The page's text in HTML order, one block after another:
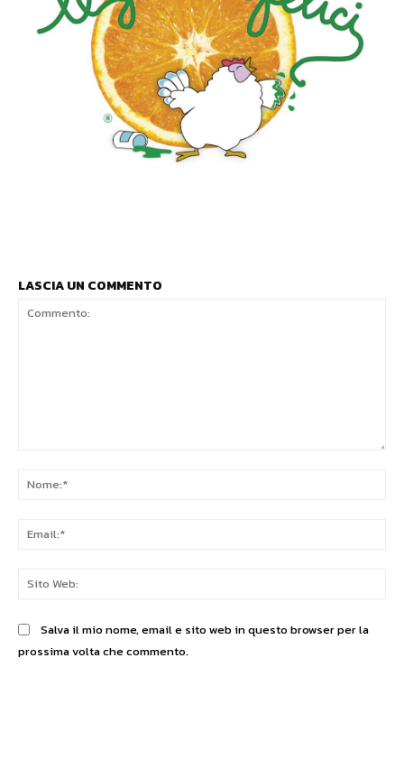
LASCIA UN COMMENTO
Salva il mio nome, email e sito web in questo browser per la
prossima volta che commento.